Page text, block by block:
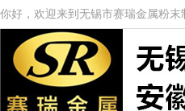
你好，欢迎来到无锡市赛瑞金属粉末